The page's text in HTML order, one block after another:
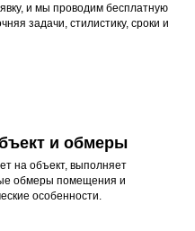
и мы проводим бесплатную
задачи, стилистику, сроки и
и обмеры
на объект, выполняет
обмеры помещения и
особенности.